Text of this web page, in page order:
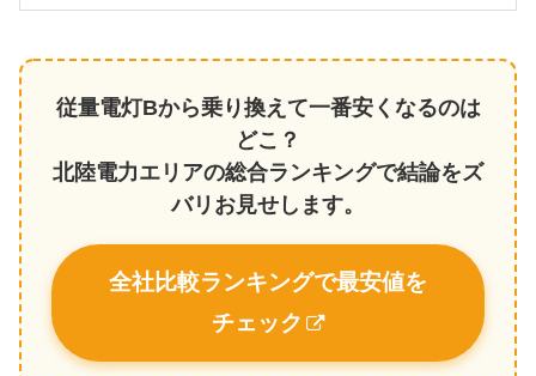
従量電灯Bから乗り換えて一番安くなるのは
どこ？
北陸電力エリアの総合ランキングで結論をズ
バリお見せします。
全社比較ランキングで最安値を
チェック